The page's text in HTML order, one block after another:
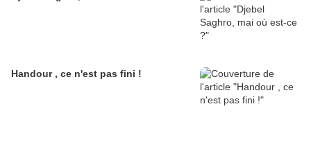
Handour , ce n'est pas fini !